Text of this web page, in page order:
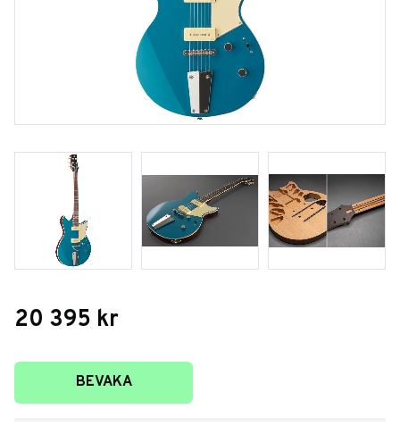
20 395 kr
Lägg till i favoriter
BEVAKA